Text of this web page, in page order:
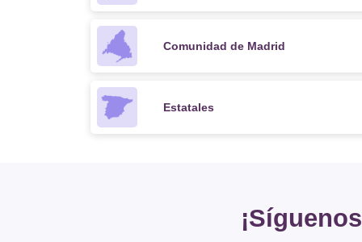
Comunidad de Madrid
Estatales